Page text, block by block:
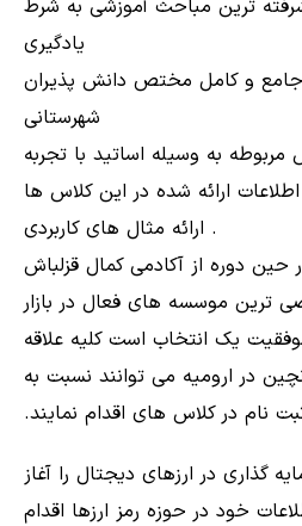
ترین مباحث آموزشی به شرط
یادگیری
و کامل مختص دانش پذیران
شهرستانی
به وسیله اساتید با تجربه
ارائه شده در این کلاس ها
. ارائه مثال های کاربردی
حین دوره از آکادمی کمال قزلباش
ترین موسسه های فعال در بازار
یک انتخاب است کلیه علاقه
در ارومیه می توانند نسبت به
نام در کلاس های اقدام نمایند.
گذاری در ارزهای دیجتال را آغاز
خود در حوزه رمز ارزها اقدام